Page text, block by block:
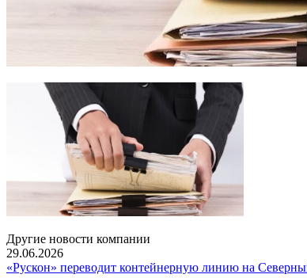
Другие новости компании
29.06.2026
«Рускон» переводит контейнерную линию на